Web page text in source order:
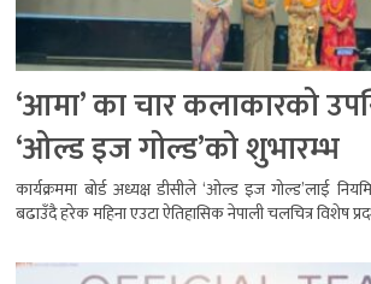
‘आमा’ का चार कलाकारको
‘ओल्ड इज गोल्ड’को शुभारम्भ
कार्यक्रममा बोर्ड अध्यक्ष डीसीले ‘ओल्ड इज गोल्ड’लाई
बढाउँदै हरेक महिना एउटा ऐतिहासिक नेपाली चलचित्र विशेष